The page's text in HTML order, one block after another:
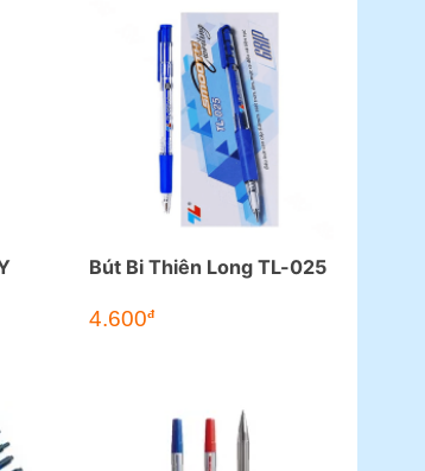
Bút Bi Thiên Long TL-025
4.600đ